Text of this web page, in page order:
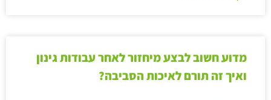
מדוע חשוב לבצע מיחזור לאחר עבודות גינון
ואיך זה תורם לאיכות הסביבה?